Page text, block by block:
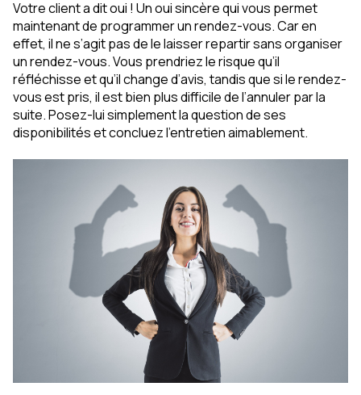
Votre client a dit oui ! Un oui sincère qui vous permet
maintenant de programmer un rendez-vous. Car en
effet, il ne s’agit pas de le laisser repartir sans organiser
un rendez-vous. Vous prendriez le risque qu’il
réfléchisse et qu’il change d’avis, tandis que si le rendez-
vous est pris, il est bien plus difficile de l’annuler par la
suite. Posez-lui simplement la question de ses
disponibilités et concluez l’entretien aimablement.